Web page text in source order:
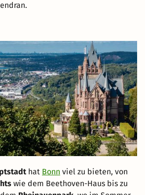
hat Bonn viel zu bieten, von
wie dem Beethoven-Haus bis zu